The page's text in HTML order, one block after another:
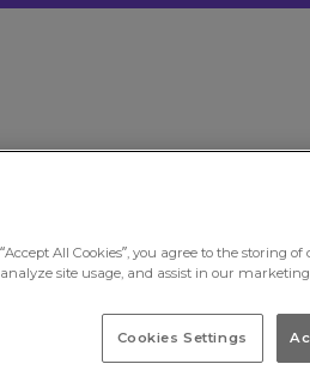
o wzrok
All Cookies”, you agree to the storing
site usage, and assist in our
Cookies Settings